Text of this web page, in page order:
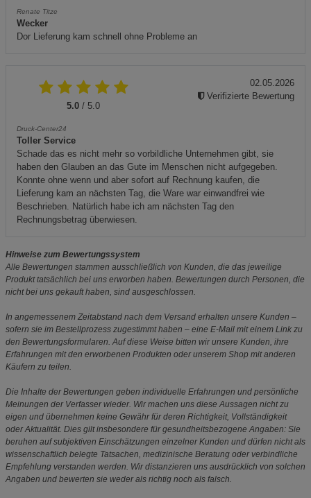
Renate Titze
Wecker
Dor Lieferung kam schnell ohne Probleme an
5.0 / 5.0
Druck-Center24
Toller Service
Schade das es nicht mehr so vorbildliche Unternehmen gibt, sie
haben den Glauben an das Gute im Menschen nicht aufgegeben.
Konnte ohne wenn und aber sofort auf Rechnung kaufen, die
Lieferung kam an nächsten Tag, die Ware war einwandfrei wie
Beschrieben. Natürlich habe ich am nächsten Tag den
Rechnungsbetrag überwiesen.
02.05.2026
Verifizierte Bewertung
Hinweise zum Bewertungssystem
Alle Bewertungen stammen ausschließlich von Kunden, die das jeweilige
Produkt tatsächlich bei uns erworben haben. Bewertungen durch Personen, die
nicht bei uns gekauft haben, sind ausgeschlossen.
In angemessenem Zeitabstand nach dem Versand erhalten unsere Kunden –
sofern sie im Bestellprozess zugestimmt haben – eine E-Mail mit einem Link zu
den Bewertungsformularen. Auf diese Weise bitten wir unsere Kunden, ihre
Erfahrungen mit den erworbenen Produkten oder unserem Shop mit anderen
Käufern zu teilen.
Die Inhalte der Bewertungen geben individuelle Erfahrungen und persönliche
Meinungen der Verfasser wieder. Wir machen uns diese Aussagen nicht zu
eigen und übernehmen keine Gewähr für deren Richtigkeit, Vollständigkeit
oder Aktualität. Dies gilt insbesondere für gesundheitsbezogene Angaben: Sie
beruhen auf subjektiven Einschätzungen einzelner Kunden und dürfen nicht als
wissenschaftlich belegte Tatsachen, medizinische Beratung oder verbindliche
Empfehlung verstanden werden. Wir distanzieren uns ausdrücklich von solchen
Angaben und bewerten sie weder als richtig noch als falsch.